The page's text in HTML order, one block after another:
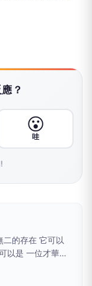
？
😮
哇
的存在 它可以
以是 一位才華洋
越非凡的品牌
的匯集地 所有